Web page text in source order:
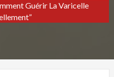
Guérir La Varicelle